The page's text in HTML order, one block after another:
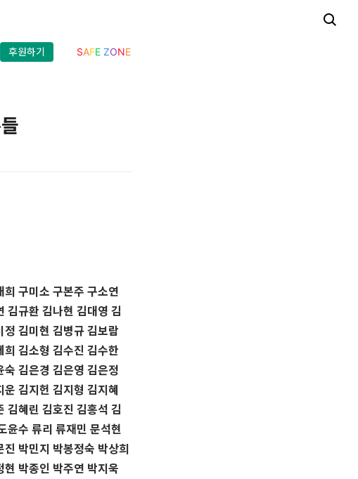
후원하기 SAFE ZONE
구미소 구본주 구소연
김규환 김나현 김대영 김
김미현 김병규 김보람
김소형 김수진 김수한
김은경 김은영 김은정
김지헌 김지형 김지혜
김혜린 김호진 김홍석 김
윤수 류리 류재민 문석현
박민지 박봉정숙 박상희
박종인 박주연 박지욱